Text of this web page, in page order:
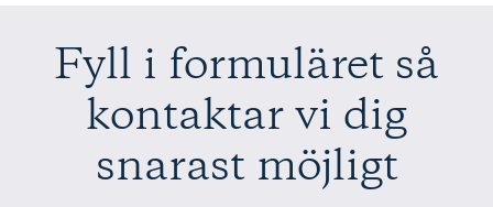
Fyll i formuläret så
kontaktar vi dig
snarast möjligt